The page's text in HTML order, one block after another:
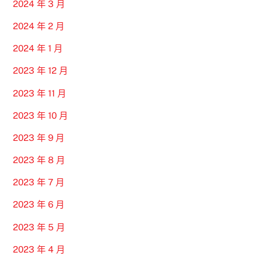
2024 年 3 月
2024 年 2 月
2024 年 1 月
2023 年 12 月
2023 年 11 月
2023 年 10 月
2023 年 9 月
2023 年 8 月
2023 年 7 月
2023 年 6 月
2023 年 5 月
2023 年 4 月